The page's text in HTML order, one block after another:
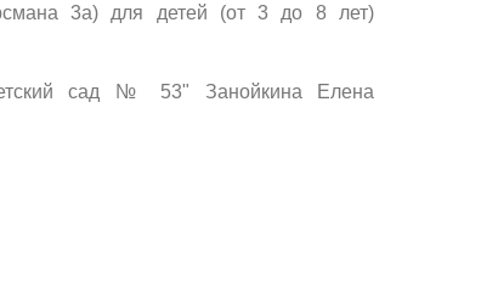
3а) для детей (от 3 до 8 лет)
сад № 53" Занойкина Елена